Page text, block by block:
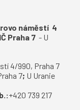
náměstí 4
Praha 7- U
4/990, Praha 7
7; U Uranie
+420 739 217